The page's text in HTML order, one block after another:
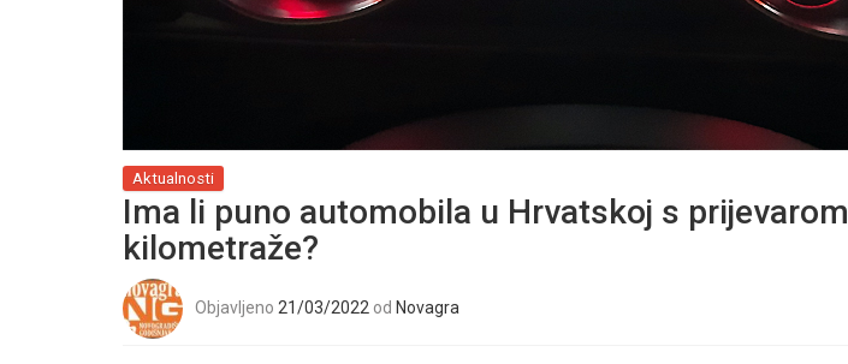
Aktualnosti
Ima li puno automobila u Hrvatskoj s prijevarom
kilometraže?
Objavljeno 21/03/2022 od Novagra